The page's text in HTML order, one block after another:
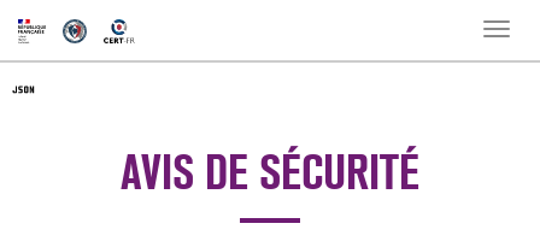
Toggle
AVIS DE SÉCURITÉ